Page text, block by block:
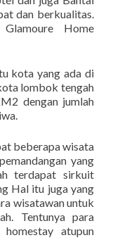
dan berkualitas.
Home
kota yang ada di
lombok tengah
dengan jumlah
beberapa wisata
yang
terdapat sirkuit
Hal itu juga yang
wisatawan untuk
Tentunya para
atupun